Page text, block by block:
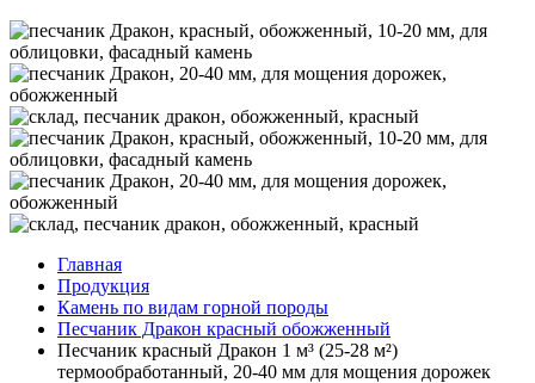
Главная
Продукция
Камень по видам горной породы
Песчаник Дракон красный обожженный
Песчаник красный Дракон 1 м³ (25-28 м²)
термообработанный, 20-40 мм для мощения дорожек